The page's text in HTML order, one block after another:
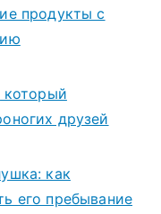
продукты с
который
друзей
как
его пребывание